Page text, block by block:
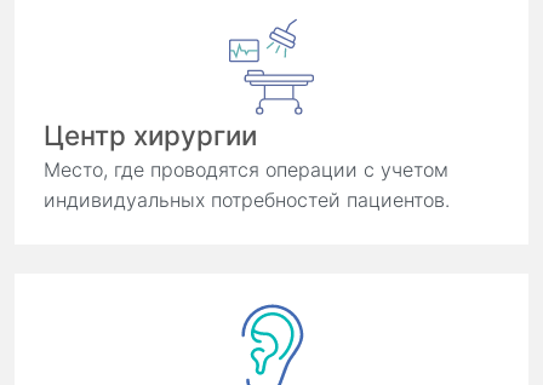
Центр хирургии
Место, где проводятся операции с учетом
индивидуальных потребностей пациентов.